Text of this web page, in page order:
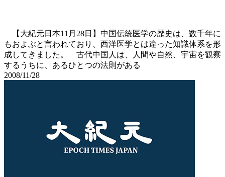
【大紀元日本11月28日】中国伝統医学の歴史は、数千年に
もおよぶと言われており、西洋医学とは違った知識体系を形
成してきました。 古代中国人は、人間や自然、宇宙を観察
するうちに、あるひとつの法則がある
2008/11/28